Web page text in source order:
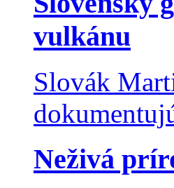
vulkánu
Slovák
Neživá